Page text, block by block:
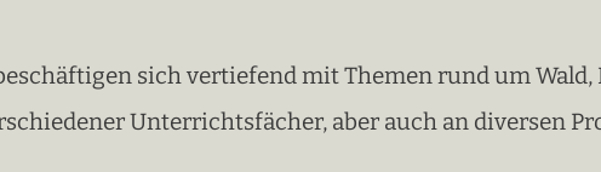
sich vertiefend mit Themen rund um Wald,
Unterrichtsfächer, aber auch an diversen